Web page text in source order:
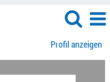
Profil anzeigen